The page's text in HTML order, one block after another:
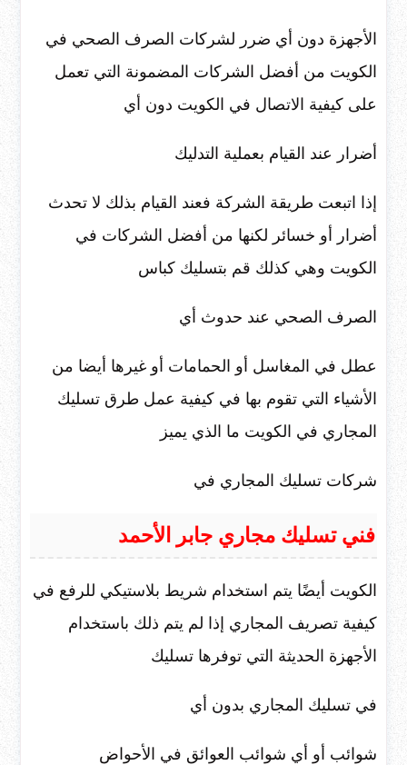
الأجهزة دون أي ضرر لشركات الصرف الصحي في
الكويت من أفضل الشركات المضمونة التي تعمل
على كيفية الاتصال في الكويت دون أي
أضرار عند القيام بعملية التدليك
إذا اتبعت طريقة الشركة فعند القيام بذلك لا تحدث
أضرار أو خسائر لكنها من أفضل الشركات في
الكويت وهي كذلك قم بتسليك كباس
الصرف الصحي عند حدوث أي
عطل في المغاسل أو الحمامات أو غيرها أيضا من
الأشياء التي تقوم بها في كيفية عمل طرق تسليك
المجاري في الكويت ما الذي يميز
شركات تسليك المجاري في
فني تسليك مجاري جابر الأحمد
الكويت أيضًا يتم استخدام شريط بلاستيكي للرفع في
كيفية تصريف المجاري إذا لم يتم ذلك باستخدام
الأجهزة الحديثة التي توفرها تسليك
في تسليك المجاري بدون أي
شوائب أو أي شوائب العوائق في الأحواض